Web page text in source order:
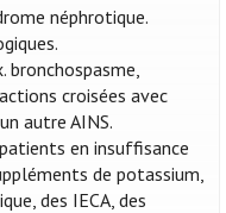
néphrotique.
bronchospasme,
croisées avec
autre AINS.
en insuffisance
de potassium,
des IECA, des